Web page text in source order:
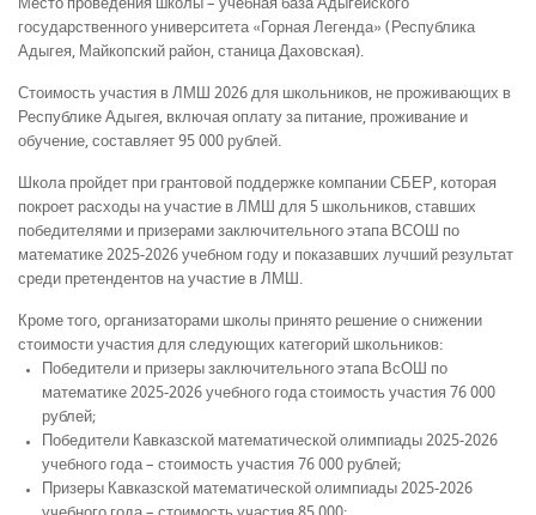
Место проведения школы – учебная база Адыгейского
государственного университета «Горная Легенда» (Республика
Адыгея, Майкопский район, станица Даховская).
Стоимость участия в ЛМШ 2026 для школьников, не проживающих в
Республике Адыгея, включая оплату за питание, проживание и
обучение, составляет 95 000 рублей.
Школа пройдет при грантовой поддержке компании СБЕР, которая
покроет расходы на участие в ЛМШ для 5 школьников, ставших
победителями и призерами заключительного этапа ВСОШ по
математике 2025-2026 учебном году и показавших лучший результат
среди претендентов на участие в ЛМШ.
Кроме того, организаторами школы принято решение о снижении
стоимости участия для следующих категорий школьников:
Победители и призеры заключительного этапа ВсОШ по
математике 2025-2026 учебного года стоимость участия 76 000
рублей;
Победители Кавказской математической олимпиады 2025-2026
учебного года – стоимость участия 76 000 рублей;
Призеры Кавказской математической олимпиады 2025-2026